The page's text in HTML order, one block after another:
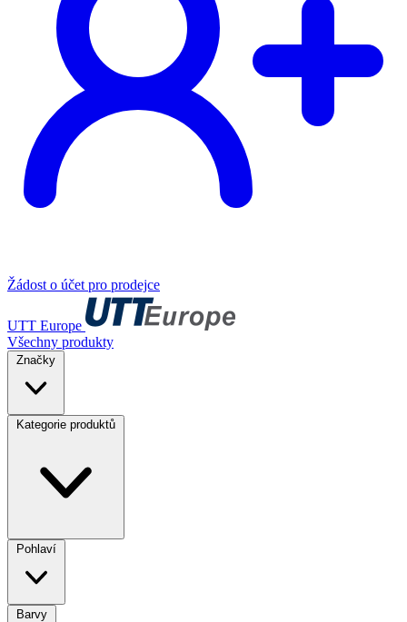
Žádost o účet pro prodejce
UTT Europe
Všechny produkty
Značky
Kategorie produktů
Pohlaví
Barvy